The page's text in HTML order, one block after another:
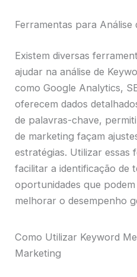
Ferramentas para Análise
Existem diversas
ajudar na análise de
como Google Analytics,
oferecem dados
de palavras-chave,
de marketing façam
estratégias. Utilizar essas
facilitar a identificação de
oportunidades que
melhorar o desempenho
Como Utilizar Keyword
Marketing